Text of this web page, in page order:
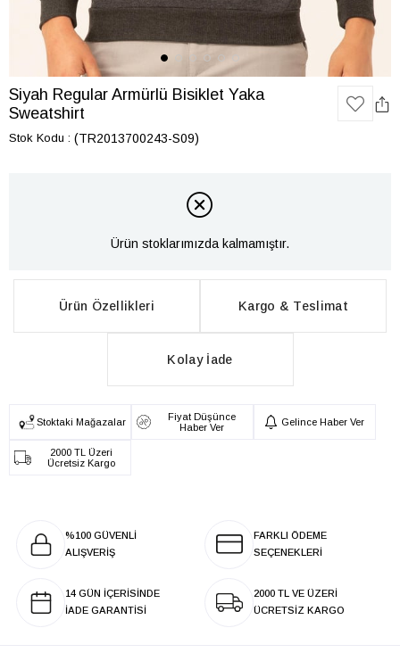
Siyah Regular Armürlü Bisiklet Yaka
Sweatshirt
Stok Kodu (TR2013700243-S09)
Ürün stoklarımızda kalmamıştır.
Ürün Özellikleri Kargo & Teslimat
Kolay İade
Stoktaki Mağazalar
Fiyat Düşünce
Haber Ver
Gelince Haber Ver
2000 TL Üzeri
Ücretsiz Kargo
%100 GÜVENLİ
ALIŞVERİŞ
FARKLI ÖDEME
SEÇENEKLERİ
14 GÜN İÇERİSİNDE
İADE GARANTİSİ
2000 TL VE ÜZERİ
ÜCRETSİZ KARGO